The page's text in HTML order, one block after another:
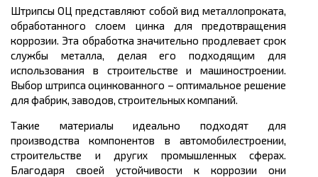
Штрипсы ОЦ представляют собой вид металлопроката,
обработанного слоем цинка для предотвращения
коррозии. Эта обработка значительно продлевает срок
службы металла, делая его подходящим для
использования в строительстве и машиностроении.
Выбор штрипса оцинкованного – оптимальное решение
для фабрик, заводов, строительных компаний.
Такие материалы идеально подходят для
производства компонентов в автомобилестроении,
строительстве и других промышленных сферах.
Благодаря своей устойчивости к коррозии они